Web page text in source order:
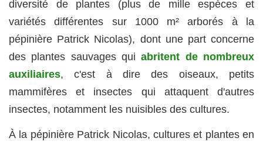
diversité de plantes (plus de mille espèces et
variétés différentes sur 1000 m² arborés à la
pépinière Patrick Nicolas), dont une part concerne
des plantes sauvages quiabritent de nombreux
auxiliaires, c'est à dire des oiseaux, petits
mammifères et insectes qui attaquent d'autres
insectes, notamment les nuisibles des cultures.
À la pépinière Patrick Nicolas, cultures et plantes en